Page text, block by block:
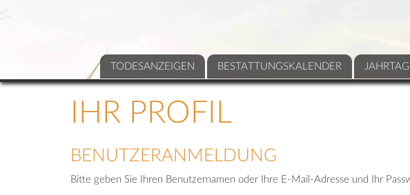
TODESANZEIGEN BESTATTUNGSKALENDER
IHR PROFIL
BENUTZERANMELDUNG
Bitte geben Sie Ihren Benutzernamen oder Ihre E-Mail-Adresse und Ihr